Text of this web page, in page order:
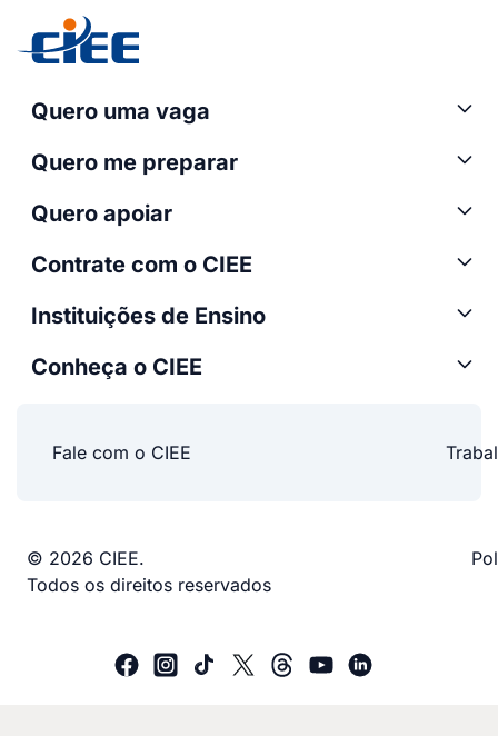
Quero uma vaga
Quero me preparar
Quero apoiar
Contrate com o CIEE
Instituições de Ensino
Conheça o CIEE
Fale com o CIEE
© 2026 CIEE.
Todos os direitos reservados